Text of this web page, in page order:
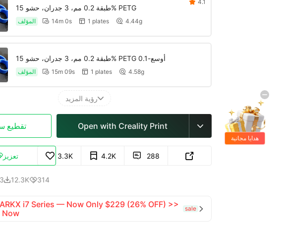
طبقة 0.2 مم، 3 جدران، حشو 15% PETG
المؤلف  14m 0s  1 plates  4.44g
 4.1
طبقة 0.2 مم، 3 جدران، حشو 15% PETG أوسع-0.1
المؤلف  15m 09s  1 plates  4.58g
رؤية المزيد
تقطيع Open with Creality Print 
تعزيز 3.3K 4.2K  288 
12.3K314
i7 Series — Now Only $229 (26% OFF) >>
Now
sale 
هدايا مجانية